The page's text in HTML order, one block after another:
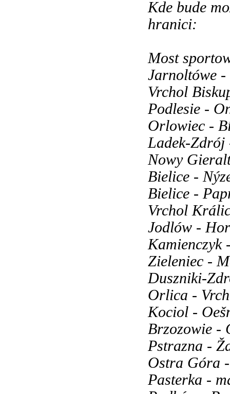
Kde bude
hranici:
Most
Jarnoltówe
Vrchol
Podlesie -
Orlowiec -
Ladek-Zdrój
Nowy
Bielice -
Bielice -
Vrchol
Jodlów -
Kamienczyk
Zieleniec -
Duszniki-
Orlica -
Kociol -
Brzozowie -
Pstrazna -
Ostra Góra
Pasterka -